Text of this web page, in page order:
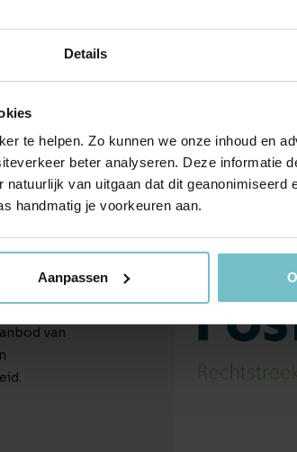
Details
te helpen. Zo kunnen we onze inhoud en
beter analyseren. Deze informatie
van uitgaan dat dit geanonimiseerd
handmatig je voorkeuren aan.
Aanpassen
met
van